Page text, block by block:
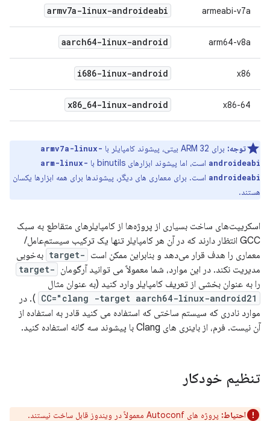
armeabi-v7a
armv7a-linux-androideabi
arm64-v8a
aarch64-linux-android
x86
i686-linux-android
x86-64
x86_64-linux-android
توجه: برای ARM 32 بیتی، پیشوند کامپایلر با
armv7a-linux-
androideabi است، اما پیشوند ابزارهای binutils با
arm-linux-
androideabi است. برای معماری های دیگر، پیشوندها برای همه ابزارها یکسان
هستند.
اسکریپت‌های ساخت بسیاری از پروژه‌ها از کامپایلرهای متقاطع به سبک
GCC انتظار دارند که در آن هر کامپایلر تنها یک ترکیب سیستم‌عامل/
معماری را هدف قرار می‌دهد و بنابراین ممکن است -target
به‌خوبی
مدیریت نکند. در این موارد، شما معمولاً می توانید آرگومان -target
را به عنوان بخشی از تعریف کامپایلر وارد کنید (به عنوان مثال
CC="clang -target aarch64-linux-android21 ). در
موارد نادری که سیستم ساختی که استفاده می کنید قادر به استفاده از
آن نیست. فرم، از باینری های Clang با پیشوند سه گانه استفاده کنید.
تنظیم خودکار
احتیاط: پروژه های Autoconf معمولاً در ویندوز قابل ساخت نیستند.